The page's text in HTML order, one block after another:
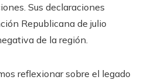
Sus declaraciones
Republicana de julio
de la región.
reflexionar sobre el legado